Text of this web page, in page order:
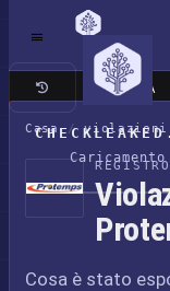
Caricamento
Sito classico
Casa / violazioni
Cosa è stato